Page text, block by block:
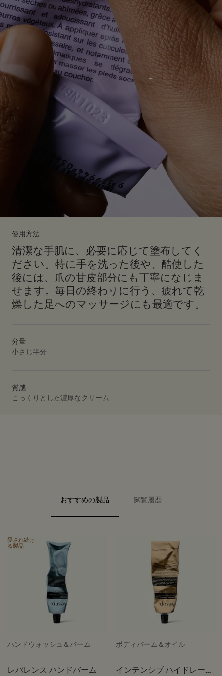
使用方法
清潔な手肌に、必要に応じて塗布してく
ださい。特に手を洗った後や、酷使した
後には、爪の甘皮部分にも丁寧になじま
せます。毎日の終わりに行う、疲れて乾
燥した足へのマッサージにも最適です。
分量
小さじ半分
質感
こっくりとした濃厚なクリーム
PDP carousel with text
PDP Video Flowplayer just on mobile
PDP Slot with tabs
おすすめの製品 閲覧履歴
愛され続け
る製品
ハンドウォッシュ＆バーム
レバレンス ハンドバーム
ボディバーム＆オイル
インテンシブ ハイドレーテ